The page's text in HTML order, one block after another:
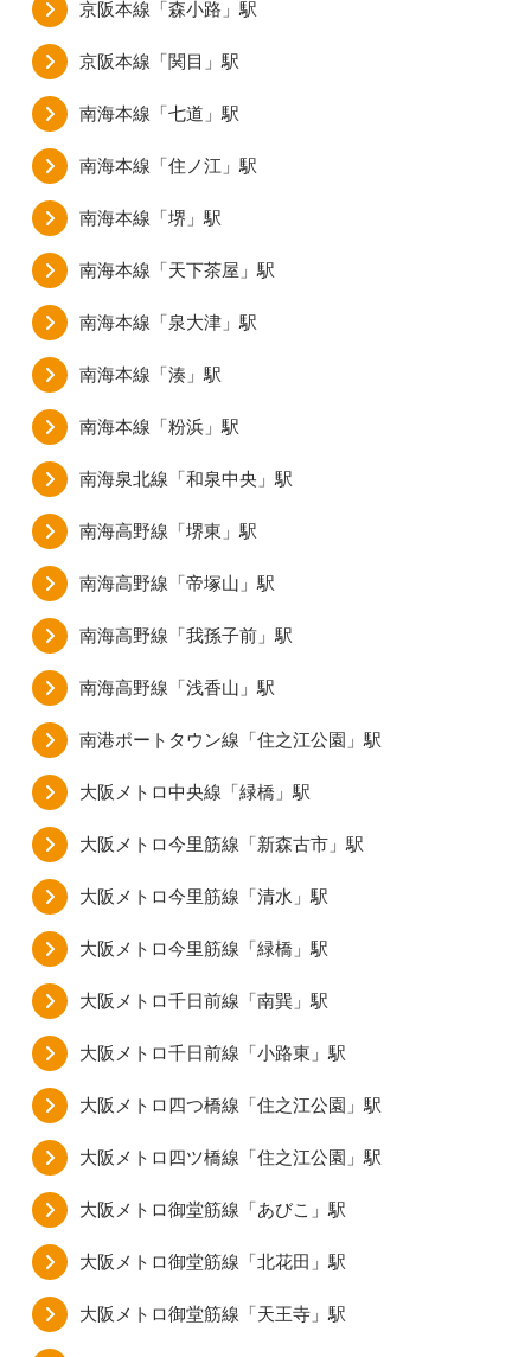
京阪本線「森小路」駅
京阪本線「関目」駅
南海本線「七道」駅
南海本線「住ノ江」駅
南海本線「堺」駅
南海本線「天下茶屋」駅
南海本線「泉大津」駅
南海本線「湊」駅
南海本線「粉浜」駅
南海泉北線「和泉中央」駅
南海高野線「堺東」駅
南海高野線「帝塚山」駅
南海高野線「我孫子前」駅
南海高野線「浅香山」駅
南港ポートタウン線「住之江公園」駅
大阪メトロ中央線「緑橋」駅
大阪メトロ今里筋線「新森古市」駅
大阪メトロ今里筋線「清水」駅
大阪メトロ今里筋線「緑橋」駅
大阪メトロ千日前線「南巽」駅
大阪メトロ千日前線「小路東」駅
大阪メトロ四つ橋線「住之江公園」駅
大阪メトロ四ツ橋線「住之江公園」駅
大阪メトロ御堂筋線「あびこ」駅
大阪メトロ御堂筋線「北花田」駅
大阪メトロ御堂筋線「天王寺」駅